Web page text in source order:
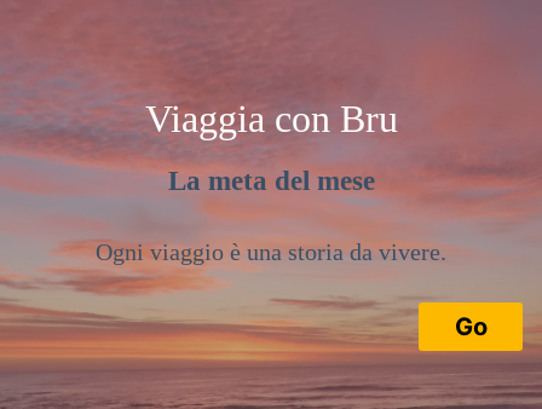
Viaggia con Bru
La meta del mese
Ogni viaggio è una storia da vivere.
Go